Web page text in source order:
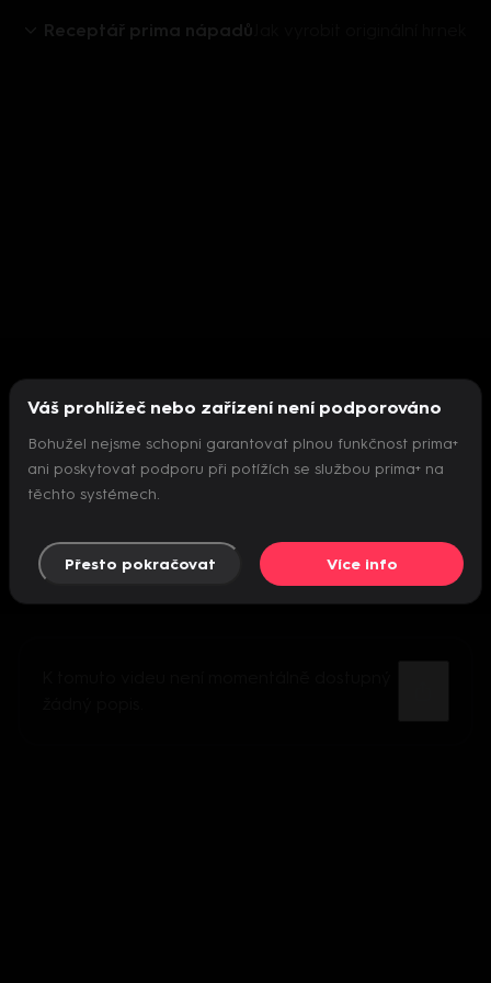
Receptář prima nápadů
Nepodařilo se inicializovat přehrávač
Váš prohlížeč nebo zařízení není podporováno
Bohužel nejsme schopni garantovat plnou funkčnost prima+
ani poskytovat podporu při potížích se službou prima+ na
těchto systémech.
Přesto pokračovat Více info